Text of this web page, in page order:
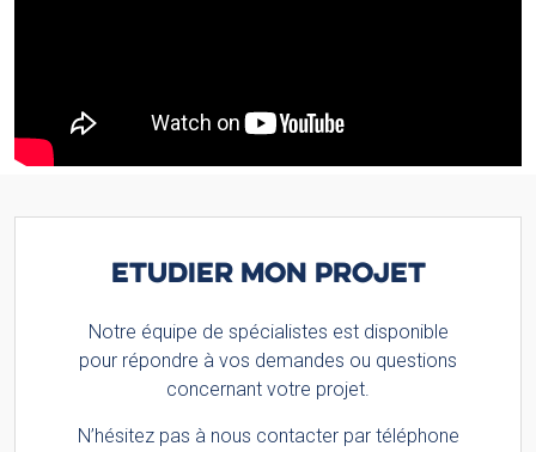
ETUDIER MON PROJET
Notre équipe de spécialistes est disponible
pour répondre à vos demandes ou questions
concernant votre projet.
N’hésitez pas à nous contacter par téléphone